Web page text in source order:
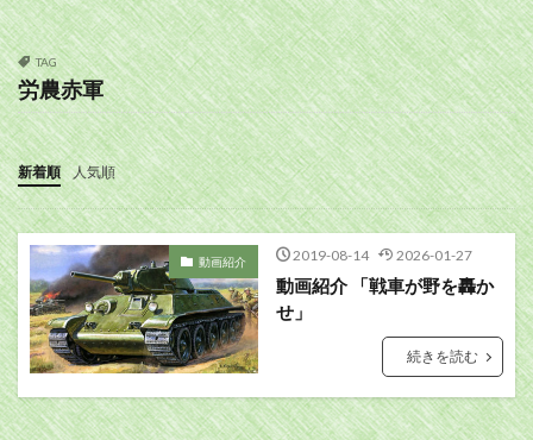
TAG
労農赤軍
新着順 人気順
動画紹介 2019-08-14 2026-01-27
動画紹介 「戦車が野を轟か
せ」
続きを読む